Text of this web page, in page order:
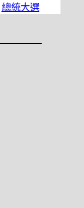
總統大選